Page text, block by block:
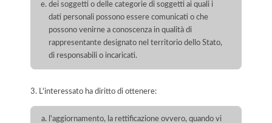
dei soggetti o delle categorie di soggetti ai quali i
dati personali possono essere comunicati o che
possono venirne a conoscenza in qualità di
rappresentante designato nel territorio dello Stato,
di responsabili o incaricati.
3. L'interessato ha diritto di ottenere:
l'aggiornamento, la rettificazione ovvero, quando vi